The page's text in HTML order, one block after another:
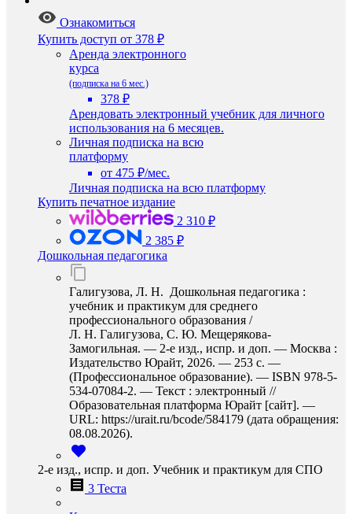
Ознакомиться
Купить доступ от 378 ₽
Аренда электронного
курса
(подписка на 6 мес.)
378 ₽
Арендовать электронный учебник для личного
использования на 6 месяцев.
Личная подписка на всю
платформу
от 475 ₽/мес.
Личная подписка на всю платформу
Купить печатное издание
2 310 ₽
2 385 ₽
Дошкольная педагогика
Галигузова, Л. Н. Дошкольная педагогика :
учебник и практикум для среднего
профессионального образования /
Л. Н. Галигузова, С. Ю. Мещерякова-
Замогильная. — 2-е изд., испр. и доп. — Москва :
Издательство Юрайт, 2026. — 253 с. —
(Профессиональное образование). — ISBN 978-5-
534-07084-2. — Текст : электронный //
Образовательная платформа Юрайт [сайт]. —
URL: https://urait.ru/bcode/584179 (дата обращения:
08.08.2026).
2-е изд., испр. и доп. Учебник и практикум для СПО
3 Теста